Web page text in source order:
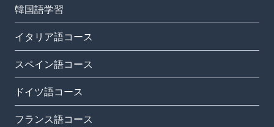
韓国語学習
イタリア語コース
スペイン語コース
ドイツ語コース
フランス語コース